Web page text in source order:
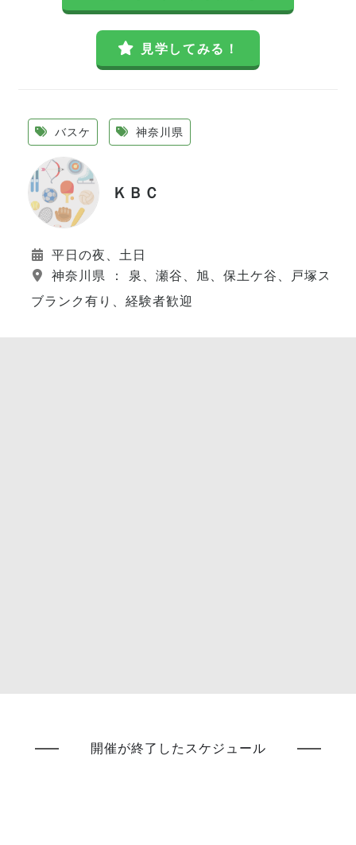
見学してみる！
バスケ 神奈川県
ＫＢＣ
平日の夜、土日
神奈川県 ： 泉、瀬谷、旭、保土ケ谷、戸塚スポ
ブランク有り、経験者歓迎
開催が終了したスケジュール